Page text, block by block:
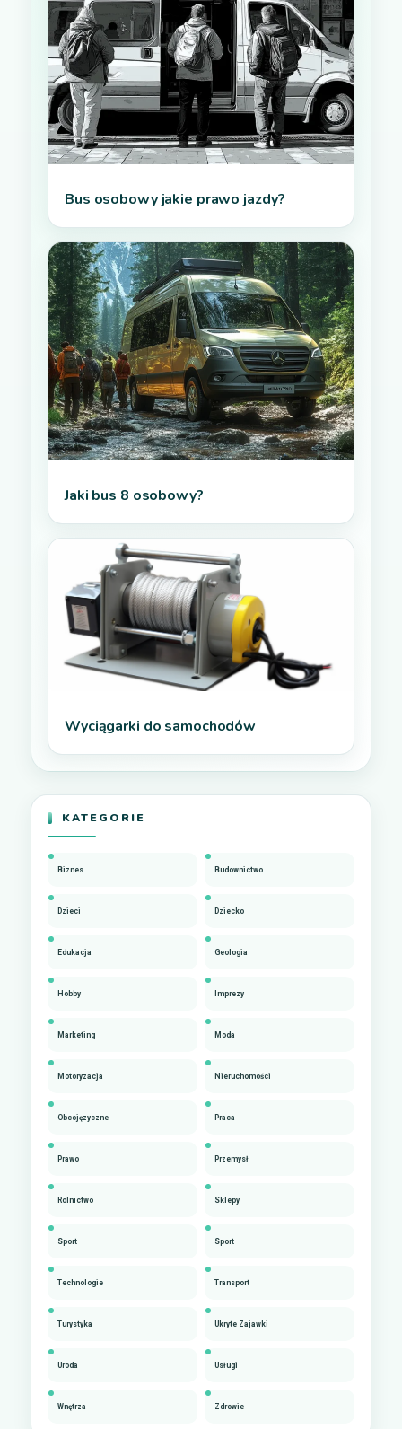
Bus osobowy jakie prawo jazdy?
Jaki bus 8 osobowy?
Wyciągarki do samochodów
KATEGORIE
Biznes Budownictwo
Dzieci Dziecko
Edukacja Geologia
Hobby Imprezy
Marketing Moda
Motoryzacja Nieruchomości
Obcojęzyczne Praca
Prawo Przemysł
Rolnictwo Sklepy
Sport Sport
Technologie Transport
Turystyka Ukryte Zajawki
Uroda Usługi
Wnętrza Zdrowie